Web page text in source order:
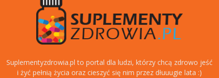
Suplementyzdrowia.pl to portal dla ludzi, którzy chcą zdrowo jeść
i żyć pełnią życia oraz cieszyć się nim przez dłuuugie lata :)